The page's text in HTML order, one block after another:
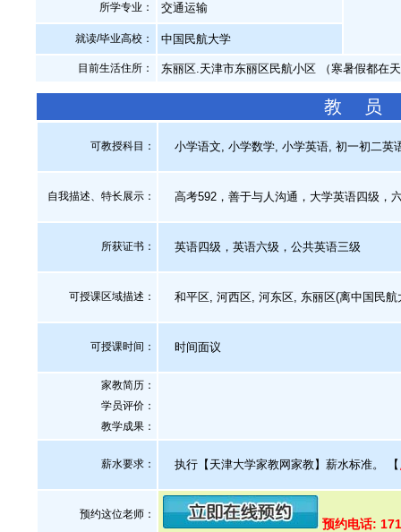
所学专业： 交通运输
就读/毕业高校： 中国民航大学
目前生活住所： 东丽区.天津市东丽区民航小区 （寒暑假都在
教 员
可教授科目： 小学语文, 小学数学, 小学英语, 初一初二英
自我描述、特长展示 ： 高考592，善于与人沟通，大学英语四级，
所获证书 ： 英语四级，英语六级，公共英语三级
可授课区域描述： 和平区, 河西区, 河东区, 东丽区(离中国民航
可授课时间： 时间面议
家教简历：
学员评价：
教学成果：
薪水要求： 执行【天津大学家教网家教】薪水标准。 【
预约这位老师：
预约电话: